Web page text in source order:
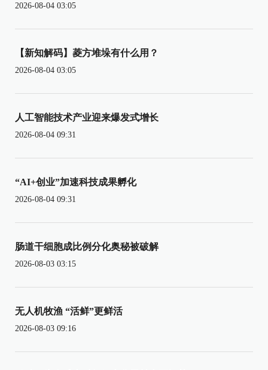
2026-08-04 03:05
【新知解码】菱方堆垛有什么用？
2026-08-04 03:05
人工智能技术产业迎来爆发式增长
2026-08-04 09:31
“AI+创业”加速科技成果孵化
2026-08-04 09:31
肠道干细胞成比例分化奥秘被破解
2026-08-03 03:15
无人机牧渔 “活鲜”更鲜活
2026-08-03 09:16